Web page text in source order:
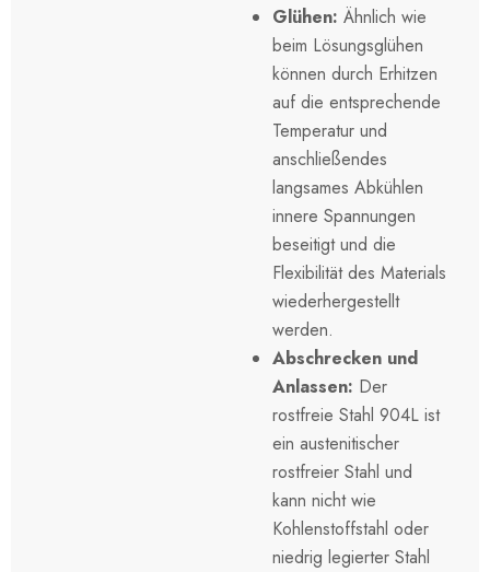
Glühen: Ähnlich wie
beim Lösungsglühen
können durch Erhitzen
auf die entsprechende
Temperatur und
anschließendes
langsames Abkühlen
innere Spannungen
beseitigt und die
Flexibilität des Materials
wiederhergestellt
werden.
Abschrecken und
Anlassen: Der
rostfreie Stahl 904L ist
ein austenitischer
rostfreier Stahl und
kann nicht wie
Kohlenstoffstahl oder
niedrig legierter Stahl